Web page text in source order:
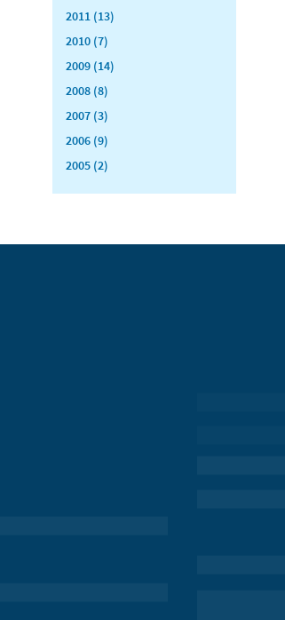
2011 (13)
2010 (7)
2009 (14)
2008 (8)
2007 (3)
2006 (9)
2005 (2)